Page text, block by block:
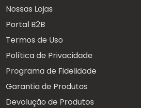
Nossas Lojas
Portal B2B
Termos de Uso
Política de Privacidade
Programa de Fidelidade
Garantia de Produtos
Devolução de Produtos